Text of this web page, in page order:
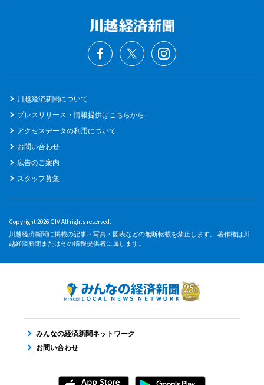
川越経済新聞について
プレスリリース・情報提供はこちらから
アクセスデータの利用について
お問い合わせ
広告のご案内
スタッフ募集
Copyright 2026 GIV All rights reserved.
川越経済新聞に掲載の記事・写真・図表などの無断転載を禁止します。 著作権は川
越経済新聞またはその情報提供者に属します。
みんなの経済新聞ネットワーク
お問い合わせ